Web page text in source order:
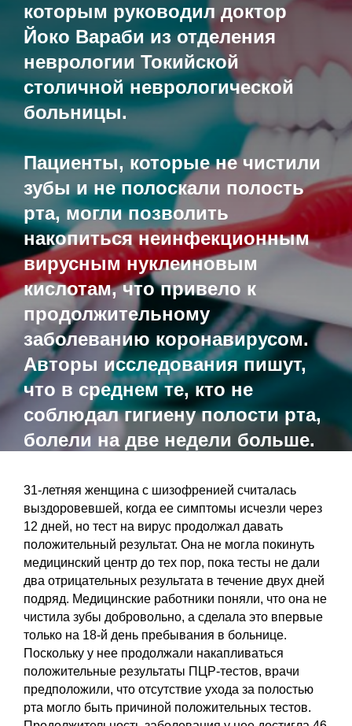
которым руководил доктор
Йоко Вараби из отделения
неврологии Токийской
столичной неврологической
больницы.
Пациенты, которые не чистили
зубы и не полоскали полость
рта, могли позволить
накопиться неинфекционным
вирусным нуклеиновым
кислотам, что привело к
продолжительному
заболеванию коронавирусом.
Авторы исследования пишут,
что в среднем те, кто не
соблюдал гигиену полости рта,
болели на две недели больше.
31-летняя женщина с шизофренией считалась
выздоровевшей, когда ее симптомы исчезли через
12 дней, но тест на вирус продолжал давать
положительный результат. Она не могла покинуть
медицинский центр до тех пор, пока тесты не дали
два отрицательных результата в течение двух дней
подряд. Медицинские работники поняли, что она не
чистила зубы добровольно, а сделала это впервые
только на 18-й день пребывания в больнице.
Поскольку у нее продолжали накапливаться
положительные результаты ПЦР-тестов, врачи
предположили, что отсутствие ухода за полостью
рта могло быть причиной положительных тестов.